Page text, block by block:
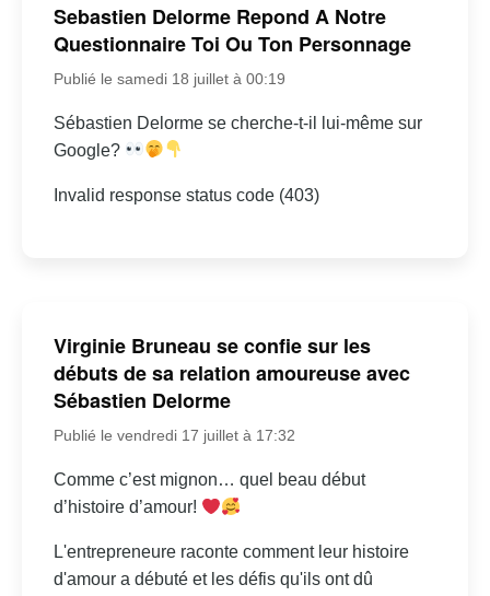
Sebastien Delorme Repond A Notre
Questionnaire Toi Ou Ton Personnage
Publié le samedi 18 juillet à 00:19
Sébastien Delorme se cherche-t-il lui-même sur
Google?
Invalid response status code (403)
Virginie Bruneau se confie sur les
débuts de sa relation amoureuse avec
Sébastien Delorme
Publié le vendredi 17 juillet à 17:32
Comme c’est mignon… quel beau début
d’histoire d’amour!
L'entrepreneure raconte comment leur histoire
d'amour a débuté et les défis qu'ils ont dû